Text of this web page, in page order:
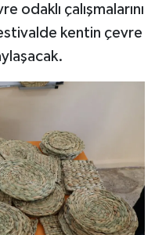
odaklı çalışmalarını
kentin çevre